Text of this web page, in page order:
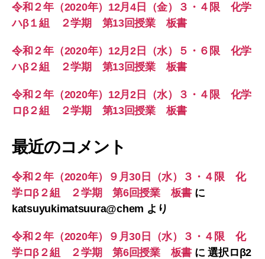
令和２年（2020年）12月4日（金）３・４限 化学
ハβ１組 ２学期 第13回授業 板書
令和２年（2020年）12月2日（水）５・６限 化学
ハβ２組 ２学期 第13回授業 板書
令和２年（2020年）12月2日（水）３・４限 化学
ロβ２組 ２学期 第13回授業 板書
最近のコメント
令和２年（2020年）９月30日（水）３・４限 化
学ロβ２組 ２学期 第6回授業 板書 に
katsuyukimatsuura@chem より
令和２年（2020年）９月30日（水）３・４限 化
学ロβ２組 ２学期 第6回授業 板書 に選択ロβ2